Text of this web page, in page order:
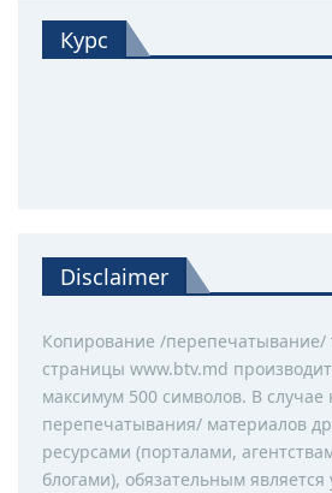
Курс
Disclaimer
Копирование /перепечатывание/
страницы www.btv.md
максимум 500 символов. В
перепечатывания/ материалов
ресурсами (порталами,
блогами), обязательным